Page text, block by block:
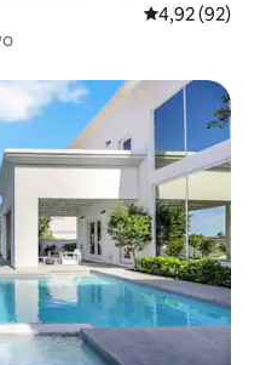
4,92 de uma
4,92 (92)